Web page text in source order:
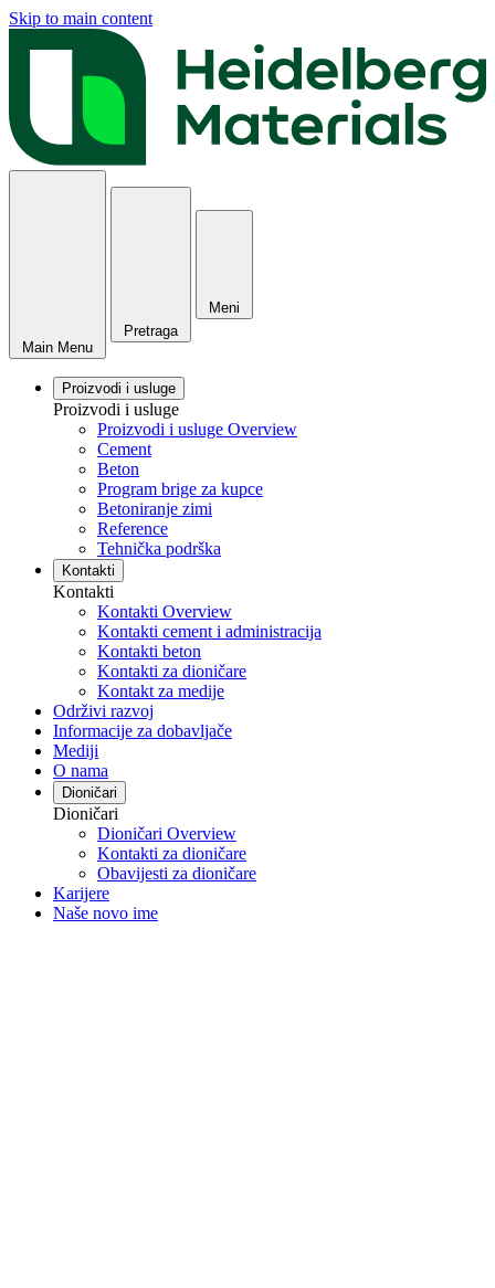
Skip to main content
Main Menu
Pretraga
Meni
Proizvodi i usluge
Proizvodi i usluge
Proizvodi i usluge Overview
Cement
Beton
Program brige za kupce
Betoniranje zimi
Reference
Tehnička podrška
Kontakti
Kontakti
Kontakti Overview
Kontakti cement i administracija
Kontakti beton
Kontakti za dioničare
Kontakt za medije
Održivi razvoj
Informacije za dobavljače
Mediji
O nama
Dioničari
Dioničari
Dioničari Overview
Kontakti za dioničare
Obavijesti za dioničare
Karijere
Naše novo ime